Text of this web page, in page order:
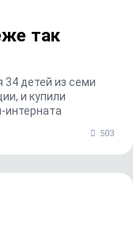
так
34 детей из семи
и купили
интерната
503